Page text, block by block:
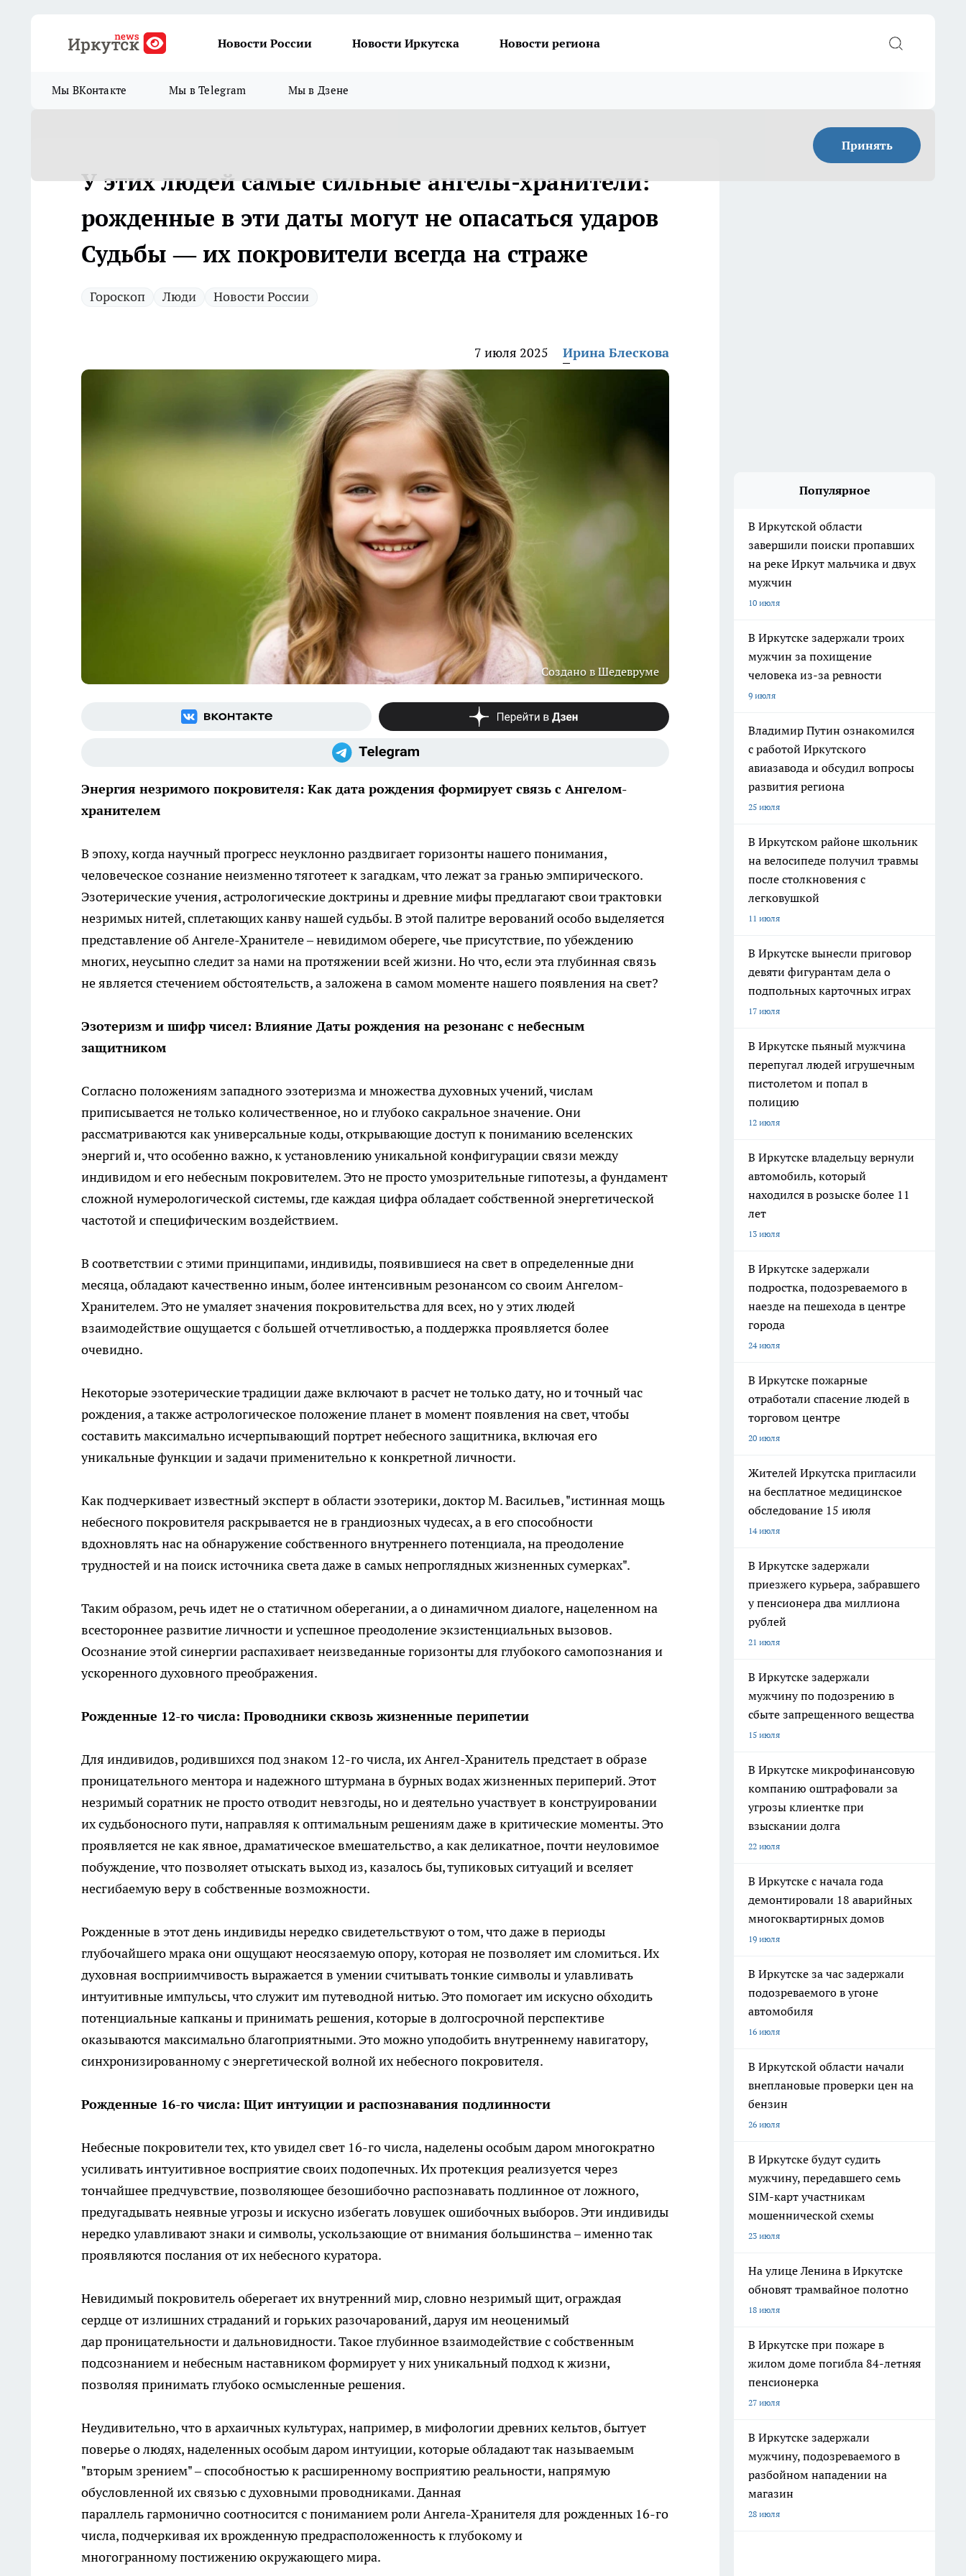
Новости России Новости Иркутска Новости региона
Мы ВКонтакте Мы в Telegram Мы в Дзене
Принять
У этих людей самые сильные ангелы-хранители:
рожденные в эти даты могут не опасаться ударов
Судьбы — их покровители всегда на страже
Гороскоп Люди Новости России
7 июля 2025 Ирина Блескова
Создано в Шедевруме
Энергия незримого покровителя: Как дата рождения формирует связь с Ангелом-
хранителем
В эпоху, когда научный прогресс неуклонно раздвигает горизонты нашего понимания,
человеческое сознание неизменно тяготеет к загадкам, что лежат за гранью эмпирического.
Эзотерические учения, астрологические доктрины и древние мифы предлагают свои трактовки
незримых нитей, сплетающих канву нашей судьбы. В этой палитре верований особо выделяется
представление об Ангеле-Хранителе – невидимом обереге, чье присутствие, по убеждению
многих, неусыпно следит за нами на протяжении всей жизни. Но что, если эта глубинная связь
не является стечением обстоятельств, а заложена в самом моменте нашего появления на свет?
Эзотеризм и шифр чисел: Влияние Даты рождения на резонанс с небесным
защитником
Согласно положениям западного эзотеризма и множества духовных учений, числам
приписывается не только количественное, но и глубоко сакральное значение. Они
рассматриваются как универсальные коды, открывающие доступ к пониманию вселенских
энергий и, что особенно важно, к установлению уникальной конфигурации связи между
индивидом и его небесным покровителем. Это не просто умозрительные гипотезы, а фундамент
сложной нумерологической системы, где каждая цифра обладает собственной энергетической
частотой и специфическим воздействием.
В соответствии с этими принципами, индивиды, появившиеся на свет в определенные дни
месяца, обладают качественно иным, более интенсивным резонансом со своим Ангелом-
Хранителем. Это не умаляет значения покровительства для всех, но у этих людей
взаимодействие ощущается с большей отчетливостью, а поддержка проявляется более
очевидно.
Некоторые эзотерические традиции даже включают в расчет не только дату, но и точный час
рождения, а также астрологическое положение планет в момент появления на свет, чтобы
составить максимально исчерпывающий портрет небесного защитника, включая его
уникальные функции и задачи применительно к конкретной личности.
Как подчеркивает известный эксперт в области эзотерики, доктор М. Васильев, "истинная мощь
небесного покровителя раскрывается не в грандиозных чудесах, а в его способности
вдохновлять нас на обнаружение собственного внутреннего потенциала, на преодоление
трудностей и на поиск источника света даже в самых непроглядных жизненных сумерках".
Таким образом, речь идет не о статичном оберегании, а о динамичном диалоге, нацеленном на
всестороннее развитие личности и успешное преодоление экзистенциальных вызовов.
Осознание этой синергии распахивает неизведанные горизонты для глубокого самопознания и
ускоренного духовного преображения.
Рожденные 12-го числа: Проводники сквозь жизненные перипетии
Для индивидов, родившихся под знаком 12-го числа, их Ангел-Хранитель предстает в образе
проницательного ментора и надежного штурмана в бурных водах жизненных периперий. Этот
незримый соратник не просто отводит невзгоды, но и деятельно участвует в конструировании
их судьбоносного пути, направляя к оптимальным решениям даже в критические моменты. Это
проявляется не как явное, драматическое вмешательство, а как деликатное, почти неуловимое
побуждение, что позволяет отыскать выход из, казалось бы, тупиковых ситуаций и вселяет
несгибаемую веру в собственные возможности.
Рожденные в этот день индивиды нередко свидетельствуют о том, что даже в периоды
глубочайшего мрака они ощущают неосязаемую опору, которая не позволяет им сломиться. Их
духовная восприимчивость выражается в умении считывать тонкие символы и улавливать
интуитивные импульсы, что служит им путеводной нитью. Это помогает им искусно обходить
потенциальные капканы и принимать решения, которые в долгосрочной перспективе
оказываются максимально благоприятными. Это можно уподобить внутреннему навигатору,
синхронизированному с энергетической волной их небесного покровителя.
Рожденные 16-го числа: Щит интуиции и распознавания подлинности
Небесные покровители тех, кто увидел свет 16-го числа, наделены особым даром многократно
усиливать интуитивное восприятие своих подопечных. Их протекция реализуется через
тончайшее предчувствие, позволяющее безошибочно распознавать подлинное от ложного,
предугадывать неявные угрозы и искусно избегать ловушек ошибочных выборов. Эти индивиды
нередко улавливают знаки и символы, ускользающие от внимания большинства – именно так
проявляются послания от их небесного куратора.
Невидимый покровитель оберегает их внутренний мир, словно незримый щит, ограждая
сердце от излишних страданий и горьких разочарований, даруя им неоценимый
дар проницательности и дальновидности. Такое глубинное взаимодействие с собственным
подсознанием и небесным наставником формирует у них уникальный подход к жизни,
позволяя принимать глубоко осмысленные решения.
Неудивительно, что в архаичных культурах, например, в мифологии древних кельтов, бытует
поверье о людях, наделенных особым даром интуиции, которые обладают так называемым
"вторым зрением" – способностью к расширенному восприятию реальности, напрямую
обусловленной их связью с духовными проводниками. Данная
параллель гармонично соотносится с пониманием роли Ангела-Хранителя для рожденных 16-го
числа, подчеркивая их врожденную предрасположенность к глубокому и
многогранному постижению окружающего мира.
Популярное
В Иркутской области
завершили поиски пропавших
на реке Иркут мальчика и двух
мужчин
10 июля
В Иркутске задержали троих
мужчин за похищение
человека из-за ревности
9 июля
Владимир Путин ознакомился
с работой Иркутского
авиазавода и обсудил вопросы
развития региона
25 июля
В Иркутском районе школьник
на велосипеде получил травмы
после столкновения с
легковушкой
11 июля
В Иркутске вынесли приговор
девяти фигурантам дела о
подпольных карточных играх
17 июля
В Иркутске пьяный мужчина
перепугал людей игрушечным
пистолетом и попал в
полицию
12 июля
В Иркутске владельцу вернули
автомобиль, который
находился в розыске более 11
лет
13 июля
В Иркутске задержали
подростка, подозреваемого в
наезде на пешехода в центре
города
24 июля
В Иркутске пожарные
отработали спасение людей в
торговом центре
20 июля
Жителей Иркутска пригласили
на бесплатное медицинское
обследование 15 июля
14 июля
В Иркутске задержали
приезжего курьера, забравшего
у пенсионера два миллиона
рублей
21 июля
В Иркутске задержали
мужчину по подозрению в
сбыте запрещенного вещества
15 июля
В Иркутске микрофинансовую
компанию оштрафовали за
угрозы клиентке при
взыскании долга
22 июля
В Иркутске с начала года
демонтировали 18 аварийных
многоквартирных домов
19 июля
В Иркутске за час задержали
подозреваемого в угоне
автомобиля
16 июля
В Иркутской области начали
внеплановые проверки цен на
бензин
26 июля
В Иркутске будут судить
мужчину, передавшего семь
SIM-карт участникам
мошеннической схемы
23 июля
На улице Ленина в Иркутске
обновят трамвайное полотно
18 июля
В Иркутске при пожаре в
жилом доме погибла 84-летняя
пенсионерка
27 июля
В Иркутске задержали
мужчину, подозреваемого в
разбойном нападении на
магазин
28 июля